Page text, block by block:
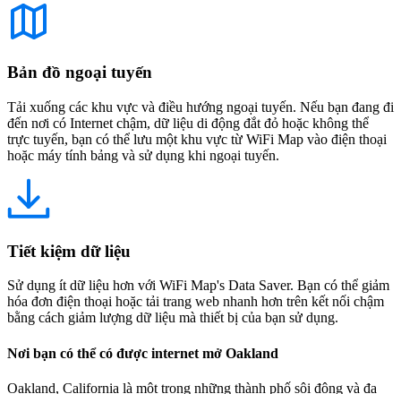
Bản đồ ngoại tuyến
Tải xuống các khu vực và điều hướng ngoại tuyến. Nếu bạn đang đi
đến nơi có Internet chậm, dữ liệu di động đắt đỏ hoặc không thể
trực tuyến, bạn có thể lưu một khu vực từ WiFi Map vào điện thoại
hoặc máy tính bảng và sử dụng khi ngoại tuyến.
Tiết kiệm dữ liệu
Sử dụng ít dữ liệu hơn với WiFi Map's Data Saver. Bạn có thể giảm
hóa đơn điện thoại hoặc tải trang web nhanh hơn trên kết nối chậm
bằng cách giảm lượng dữ liệu mà thiết bị của bạn sử dụng.
Nơi bạn có thể có được internet mở Oakland
Oakland, California là một trong những thành phố sôi động và đa